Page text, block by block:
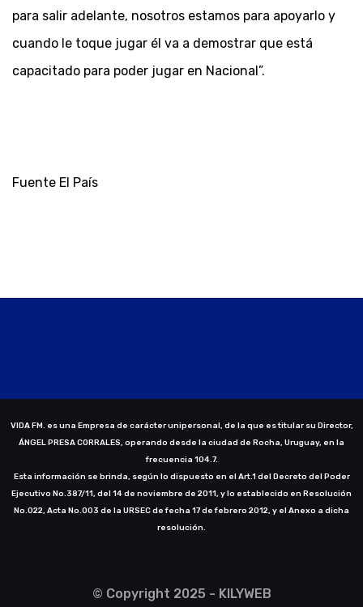
para salir adelante, nosotros estamos para apoyarlo y
cuando le toque jugar él va a demostrar que está
capacitado para poder jugar en Nacional”.
Fuente El País
VIDA FM. es una Empresa de carácter unipersonal, de la que es titular su Director,
ÁNGEL PRESA CORRALES, operando desde la ciudad de Rocha, Uruguay, en la
frecuencia 104.7.
Esta información se brinda, según lo dispuesto en el Art.1 del Decreto del Poder
Ejecutivo No.387/11, del 14 de noviembre de 2011, y lo establecido en Resolución
No.022, Acta No.003 de la URSEC de fecha 17 de febrero 2012, y el Anexo a dicha
resolución.
© Copyright 2025 - KILYWEB